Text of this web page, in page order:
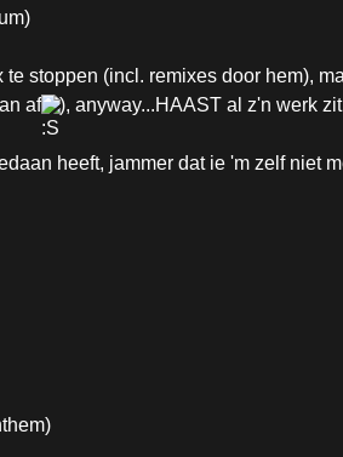
stoppen (incl. remixes door hem),
af
), anyway...HAAST al z'n werk
heeft, jammer dat ie 'm zelf niet